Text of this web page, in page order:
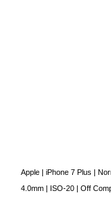
Apple | iPhone 7 Plus |
4.0mm | ISO-20 | Off